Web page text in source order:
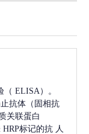
（ ELISA）。
止抗体（固相抗
关联蛋白
HRP标记的抗 人